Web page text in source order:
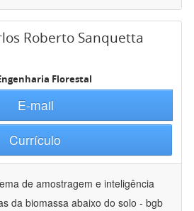
Roberto Sanquetta
Florestal
E-mail
Currículo
de amostragem e inteligência
da biomassa abaixo do solo - bgb